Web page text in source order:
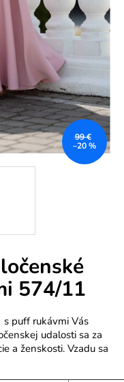
574/11
puff rukávmi Vás
udalosti sa za
a ženskosti. Vzadu sa
99 €
–20 %